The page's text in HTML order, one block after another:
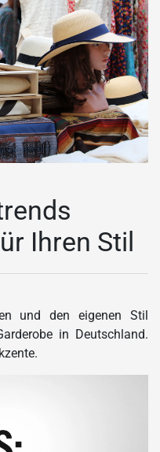
Ihren Stil
und den eigenen Stil
in Deutschland.